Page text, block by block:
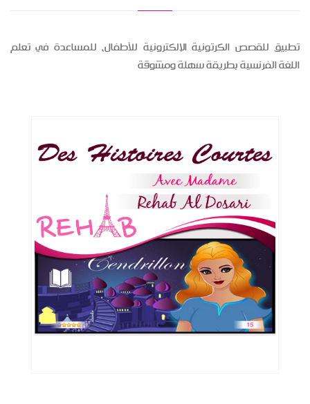
تطبيق للقصص الكرتونية الإلكترونية للأطفال، للمساعدة في تعلم
اللغة الفرنسية بطريقة سهلة ومشوقة